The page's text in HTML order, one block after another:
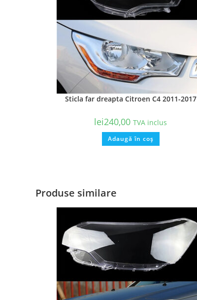
Sticla far dreapta Citroen C4 2011-2017
lei240,00 TVA inclus
Adaugă în coș
Produse similare